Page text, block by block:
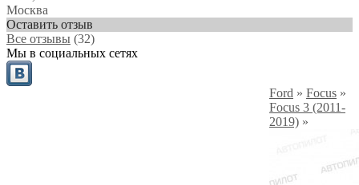
Москва
Оставить отзыв
Все отзывы (32)
Мы в социальных сетях
Ford » Focus »
Focus 3 (2011-
2019) »